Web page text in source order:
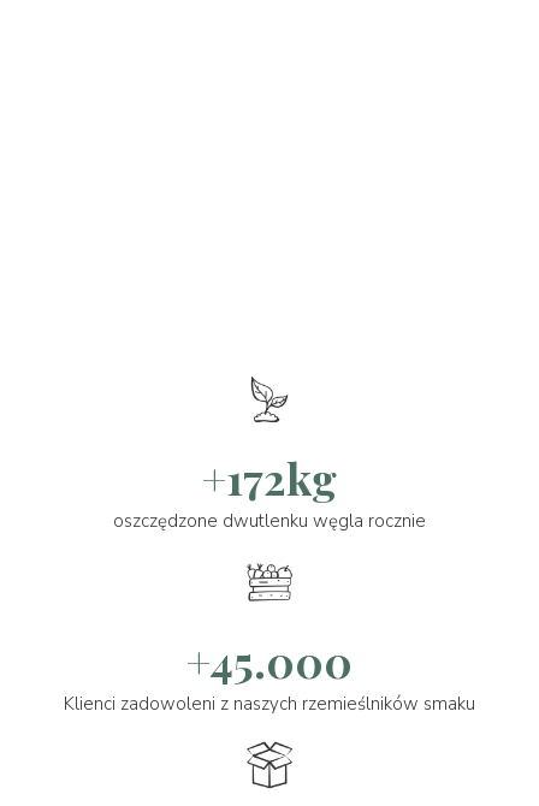
+172kg
oszczędzone dwutlenku węgla rocznie
+45.000
Klienci zadowoleni z naszych rzemieślników smaku